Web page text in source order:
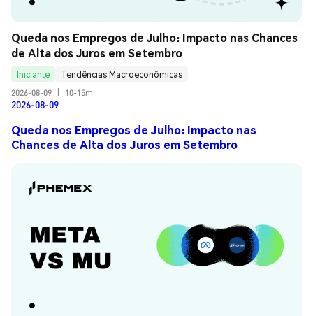
Queda nos Empregos de Julho: Impacto nas Chances
de Alta dos Juros em Setembro
Iniciante
Tendências Macroeconômicas
2026-08-09
10-15m
2026-08-09
Queda nos Empregos de Julho: Impacto nas
Chances de Alta dos Juros em Setembro